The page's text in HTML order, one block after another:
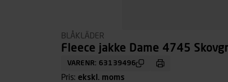
BLÅKLÄDER
Fleece jakke Dame 4745
VARENR: 63139496
Pris: ekskl. moms